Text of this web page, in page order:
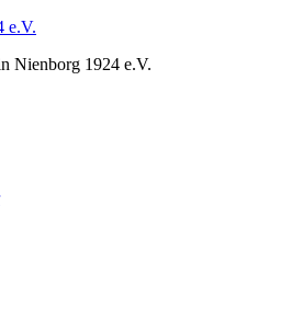
e.V.
Nienborg 1924 e.V.